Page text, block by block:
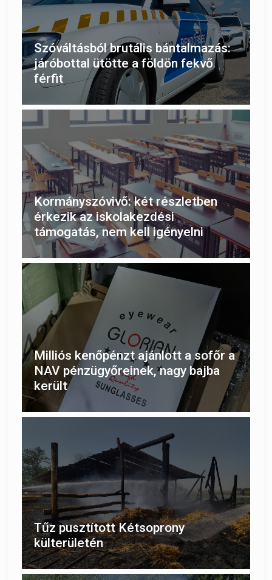
Szóváltásból brutális bántalmazás:
járóbottal ütötte a földön fekvő
férfit
Kormányszóvivő: két részletben
érkezik az iskolakezdési
támogatás, nem kell igényelni
Milliós kenőpénzt ajánlott a sofőr a
NAV pénzügyőreinek, nagy bajba
került
Tűz pusztított Kétsoprony
külterületén